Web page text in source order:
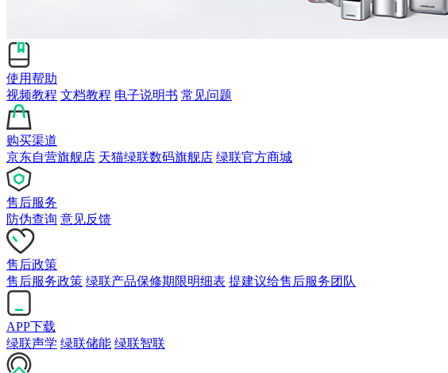
使用帮助
视频教程 文档教程 电子说明书 常见问题
购买渠道
京东自营旗舰店 天猫绿联数码旗舰店 绿联官方商城
售后服务
防伪查询 意见反馈
售后政策
售后服务政策 绿联产品保修期限明细表 提建议给售后服务团队
APP下载
绿联声学 绿联储能 绿联智联